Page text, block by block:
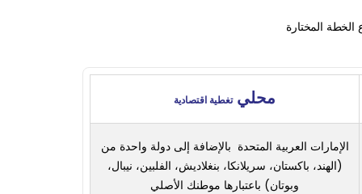
المختارة
محليتغطية اقتصادية
الإمارات العربية المتحدة بالإضافة إلى دولة واحدة من
(الهند، باكستان، سريلانكا، بنغلاديش، الفلبين، نيبال،
وبوتان) باعتبارها موطنك الأصلي